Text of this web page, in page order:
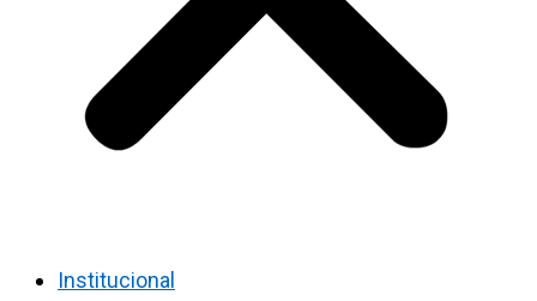
Institucional